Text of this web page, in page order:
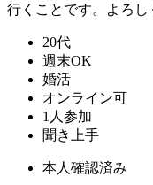
行くことです。よろ
20代
週末OK
婚活
オンライン可
1人参加
聞き上手
本人確認済み